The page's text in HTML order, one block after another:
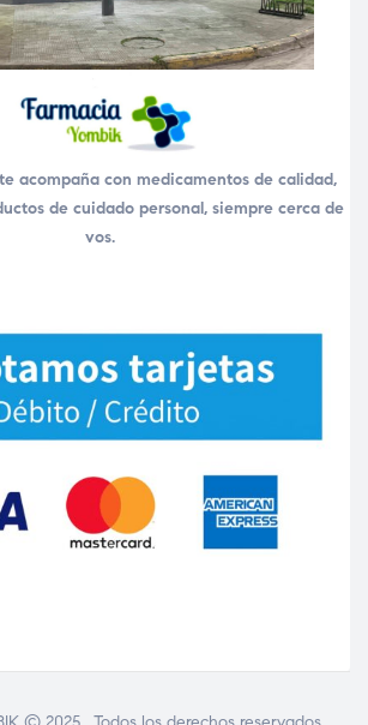
acompaña con medicamentos de calidad,
de cuidado personal, siempre cerca de
vos.